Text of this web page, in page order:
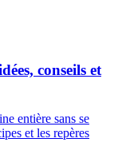
conseils et
entière sans se
et les repères